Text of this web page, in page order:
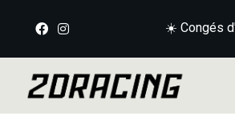
☀️ Congés